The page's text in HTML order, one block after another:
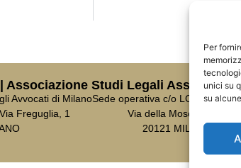
Per
unici su
su
Associazione Studi Legali Associati
Avvocati di Milano
Freguglia, 1
Sede operativa c/o LCA Studio
Via della Moscova, 18
20121 MILANO